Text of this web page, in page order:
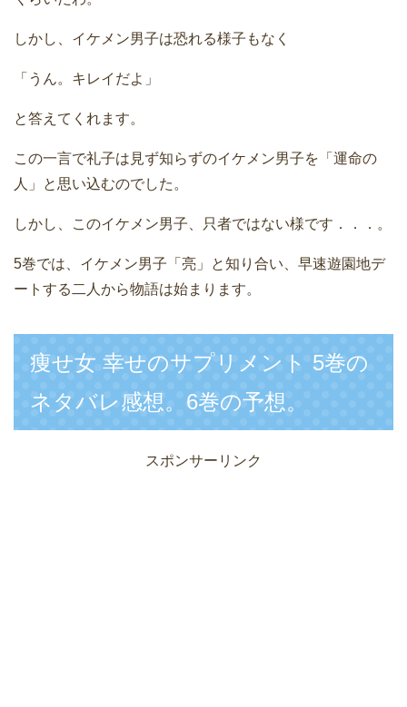
しかし、イケメン男子は恐れる様子もなく
「うん。キレイだよ」
と答えてくれます。
この一言で礼子は見ず知らずのイケメン男子を「運命の
人」と思い込むのでした。
しかし、このイケメン男子、只者ではない様です．．．。
5巻では、イケメン男子「亮」と知り合い、早速遊園地デ
ートする二人から物語は始まります。
痩せ女 幸せのサプリメント 5巻の
ネタバレ感想。6巻の予想。
スポンサーリンク